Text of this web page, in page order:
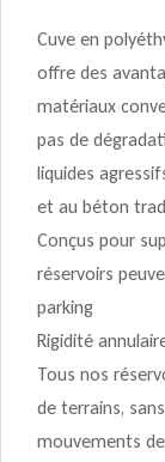
Cuve en
offre des
matériaux
pas de
liquides
et au béton
Conçus pour
réservoirs
parking
Rigidité
Tous nos
de terrains,
mouvements